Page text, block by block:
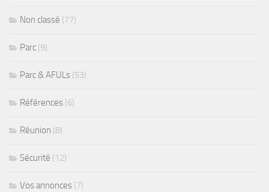
Non classé (77)
Parc (9)
Parc & AFULs (53)
Références (6)
Réunion (8)
Sécurité (12)
Vos annonces (7)